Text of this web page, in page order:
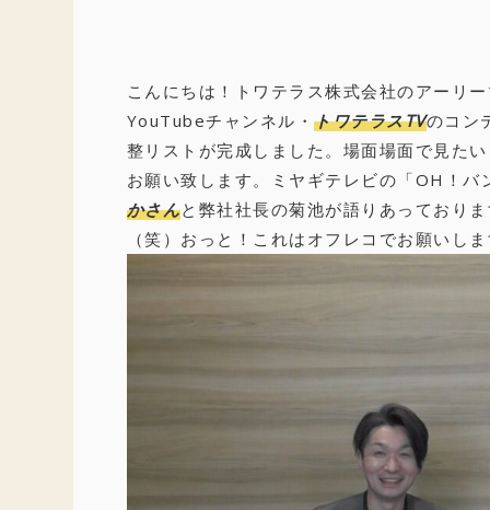
こんにちは！トワテラス株式会社のアーリ
YouTubeチャンネル・トワテラスTVのコン
整リストが完成しました。場面場面で見た
お願い致します。ミヤギテレビの「OH！
かさんと弊社社長の菊池が語りあっており
（笑）おっと！これはオフレコでお願いしま